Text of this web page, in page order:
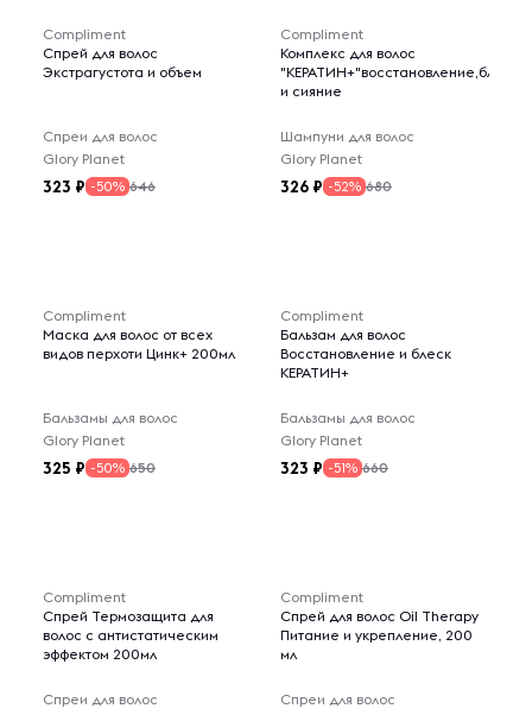
Compliment
Спрей для волос
Экстрагустота и объем
Спреи для волос
Glory Planet
323 -50% 646
Compliment
Комплекс для волос
"КЕРАТИН+"восстановление,блеск
и сияние
Шампуни для волос
Glory Planet
326 -52% 680
Compliment
Маска для волос от всех
видов перхоти Цинк+ 200мл
Бальзамы для волос
Glory Planet
325 -50% 650
Compliment
Бальзам для волос
Восстановление и блеск
КЕРАТИН+
Бальзамы для волос
Glory Planet
323 -51% 660
Compliment
Спрей Термозащита для
волос с антистатическим
эффектом 200мл
Спреи для волос
Compliment
Спрей для волос Oil Therapy
Питание и укрепление, 200
мл
Спреи для волос